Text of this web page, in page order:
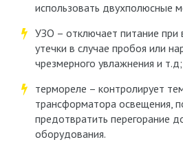
использовать двухполюсные
УЗО – отключает питание при
утечки в случае пробоя или
чрезмерного увлажнения и т.д;
термореле – контролирует
трансформатора освещения,
предотвратить перегорание
оборудования.